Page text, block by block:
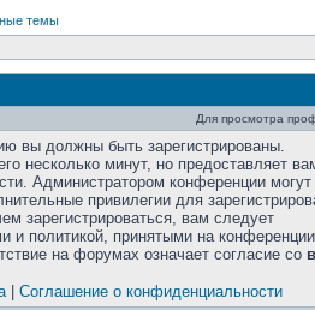
темы
Для просмотра
вы должны быть зарегистрированы.
несколько минут, но предоставляет
Администратором конференции
привилегии для
зарегистрироваться, вам следует
и политикой, принятыми на
на форумах означает согласие со
| Соглашение о конфиденциальности